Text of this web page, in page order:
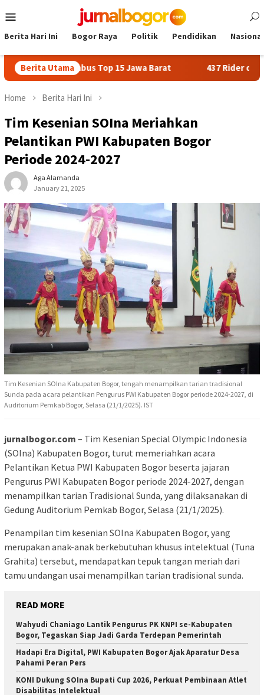
to
Menu
Berita Hari Ini Bogor Raya Politik Pendidikan Nasional
Berita Utama
Tembus Top 15 Jawa Barat 437 Rider dari 18 Provinsi
Home Berita Hari Ini
Tim Kesenian SOIna Meriahkan
Pelantikan PWI Kabupaten Bogor
Periode 2024-2027
Aga Alamanda
January 21, 2025
Tim Kesenian SOIna Kabupaten Bogor, tengah menampilkan tarian tradisional
Sunda pada acara pelantikan Pengurus PWI Kabupaten Bogor periode 2024-2027, di
Auditorium Pemkab Bogor, Selasa (21/1/2025). IST
jurnalbogor.com – Tim Kesenian Special Olympic Indonesia
(SOIna) Kabupaten Bogor, turut memeriahkan acara
Pelantikan Ketua PWI Kabupaten Bogor beserta jajaran
Pengurus PWI Kabupaten Bogor periode 2024-2027, dengan
menampilkan tarian Tradisional Sunda, yang dilaksanakan di
Gedung Auditorium Pemkab Bogor, Selasa (21/1/2025).
Penampilan tim kesenian SOIna Kabupaten Bogor, yang
merupakan anak-anak berkebutuhan khusus intelektual (Tuna
Grahita) tersebut, mendapatkan tepuk tangan meriah dari
tamu undangan usai menampilkan tarian tradisional sunda.
READ MORE
Wahyudi Chaniago Lantik Pengurus PK KNPI se-Kabupaten
Bogor, Tegaskan Siap Jadi Garda Terdepan Pemerintah
Hadapi Era Digital, PWI Kabupaten Bogor Ajak Aparatur Desa
Pahami Peran Pers
KONI Dukung SOIna Bupati Cup 2026, Perkuat Pembinaan Atlet
Disabilitas Intelektual